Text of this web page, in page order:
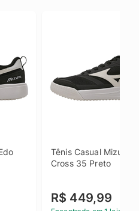
Tênis Casual Mizuno
Cross 35 Preto
R$ 449,99